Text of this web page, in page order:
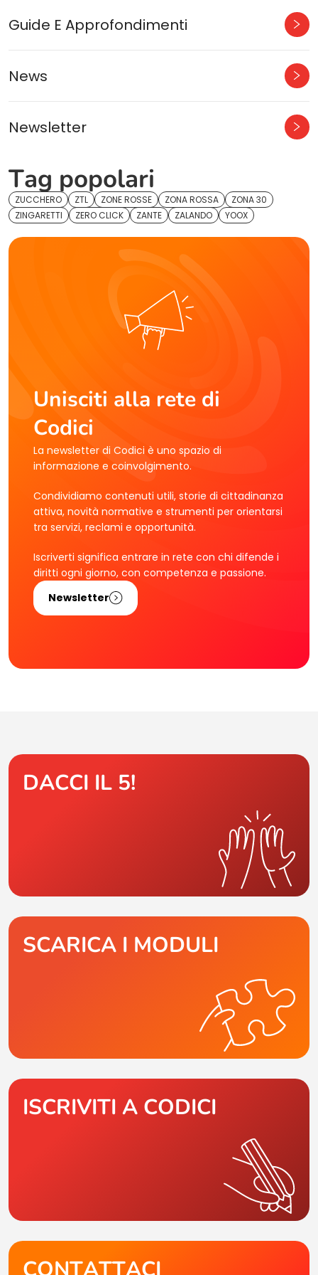
Guide E Approfondimenti
News
Newsletter
Tag popolari
ZUCCHERO ZTL ZONE ROSSE ZONA ROSSA
ZONA 30
ZINGARETTI
ZERO CLICK ZANTE ZALANDO YOOX
Unisciti alla rete di
Codici
La newsletter di Codici è uno spazio di
informazione e coinvolgimento.
Condividiamo contenuti utili, storie di cittadinanza
attiva, novità normative e strumenti per orientarsi
tra servizi, reclami e opportunità.
Iscriverti significa entrare in rete con chi difende i
diritti ogni giorno, con competenza e passione.
Newsletter
DACCI IL 5!
SCARICA I MODULI
ISCRIVITI A CODICI